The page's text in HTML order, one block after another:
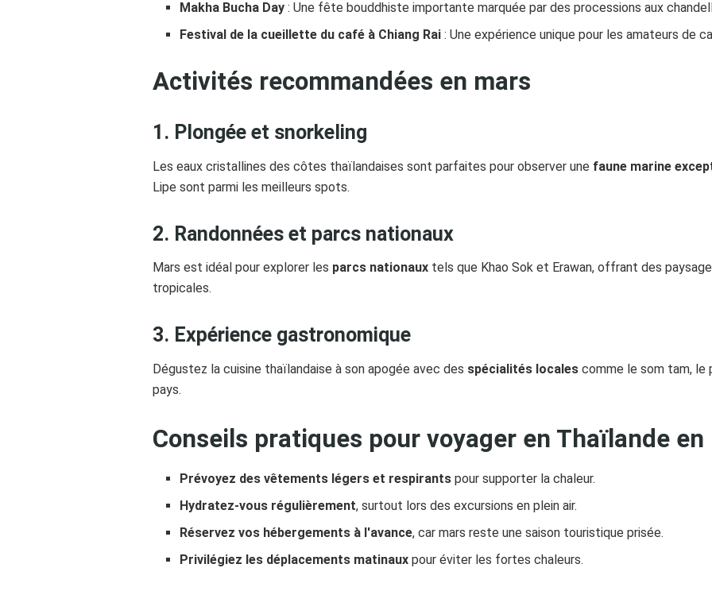
Makha Bucha Day : Une fête bouddhiste importante marquée par des processions aux
Festival de la cueillette du café à Chiang Rai : Une expérience unique pour les amateurs de
Activités recommandées en mars
1. Plongée et snorkeling
Les eaux cristallines des côtes thaïlandaises sont parfaites pour observer une faune marine
Lipe sont parmi les meilleurs spots.
2. Randonnées et parcs nationaux
Mars est idéal pour explorer les parcs nationaux tels que Khao Sok et Erawan, offrant des
tropicales.
3. Expérience gastronomique
Dégustez la cuisine thaïlandaise à son apogée avec des spécialités locales comme le som tam, le
pays.
Conseils pratiques pour voyager en Thaïlande en
Prévoyez des vêtements légers et respirants pour supporter la chaleur.
Hydratez-vous régulièrement, surtout lors des excursions en plein air.
Réservez vos hébergements à l'avance, car mars reste une saison touristique prisée.
Privilégiez les déplacements matinaux pour éviter les fortes chaleurs.